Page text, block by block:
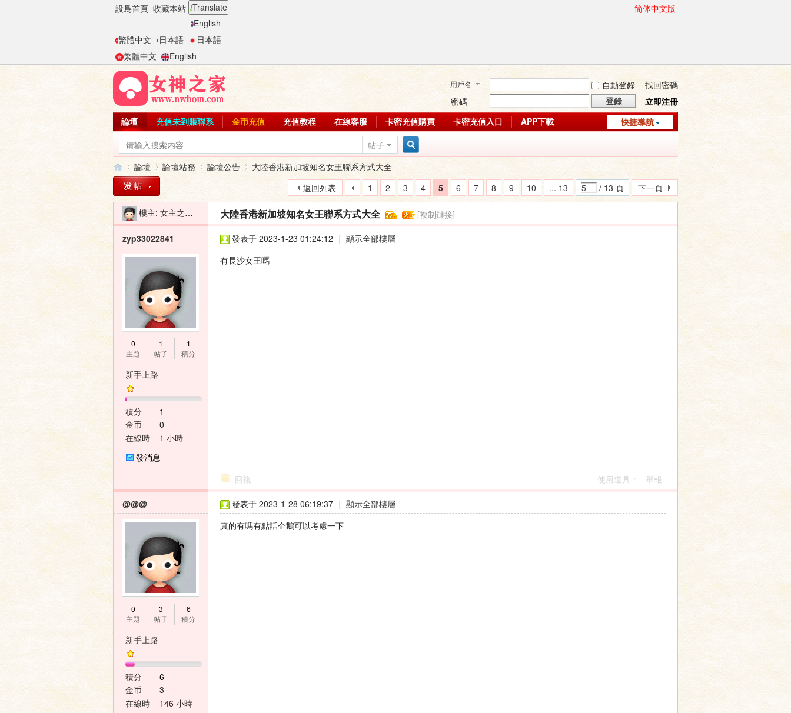
設爲首頁 收藏本站 Translate
English
繁體中文
日本語
日本語
繁體中文
English
简体中文版
用戶名 自動登錄
找回密碼
密碼
登錄
立即注冊
快捷導航
論壇 充值未到賬聯系 金币充值 充值教程 在線客服 卡密充值購買 卡密充值入口
APP下載
帖子
索
»
論壇
›
論壇站務 論壇公告
›
大陸香港新加坡知名女王聯系方式大全
1
2 3 4 5 6 7 8 9 10 ... 13 / 13 頁 下一頁
返回列表
樓主: 女主之家-二麻子 大陸香港新加坡知名女王聯系方式大全 [複制鏈接]
zyp33022841
0
主題
1
帖子
1
積分
新手上路
積分
1
金币
0
在線時
1 小時
發消息
發表于 2023-1-23 01:24:12 | 顯示全部樓層
有長沙女王嗎
回複 使用道具 舉報
@@@
0
主題
3
帖子
6
積分
新手上路
積分
6
金币
3
在線時
146 小時
發表于 2023-1-28 06:19:37 | 顯示全部樓層
真的有嗎有點話企鵝可以考慮一下